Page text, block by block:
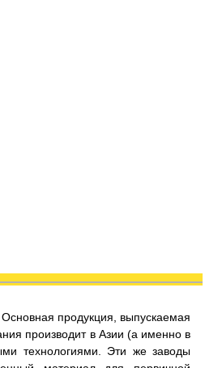
продукция, выпускаемая
производит в Азии (а именно в
технологиями. Эти же заводы